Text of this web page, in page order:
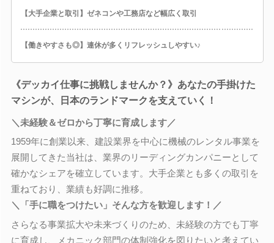
【大手企業と取引】ゼネコンや工務店など幅広く取引
【働きやすさも◎】連休が多くリフレッシュしやすい♪
《デッカイ仕事に挑戦しませんか？》あなたの手掛けた
マシンが、日本のランドマークを支えていく！
＼未経験＆ゼロから丁寧に育成します／
1959年に創業以来、建設業界を中心に機械のレンタル事業を
展開してきた当社は、業界のリーディングカンパニーとして
確かなシェアを確立しています。大手企業とも多くの取引を
重ねており、業績も好調に推移。
＼「手に職をつけたい」そんな方を歓迎します！／
さらなる事業拡大や未来づくりのため、未経験の方でも丁寧
に育成し、メカニック部門の体制強化を図りたいと考えてい